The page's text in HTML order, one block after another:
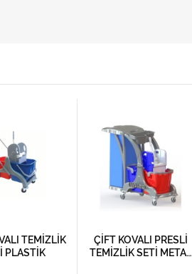
TEMİZLİK
PLASTİK
ÇİFT KOVALI PRESLİ
TEMİZLİK SETİ METAL